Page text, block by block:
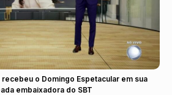
recebeu o Domingo Espetacular em sua
embaixadora do SBT